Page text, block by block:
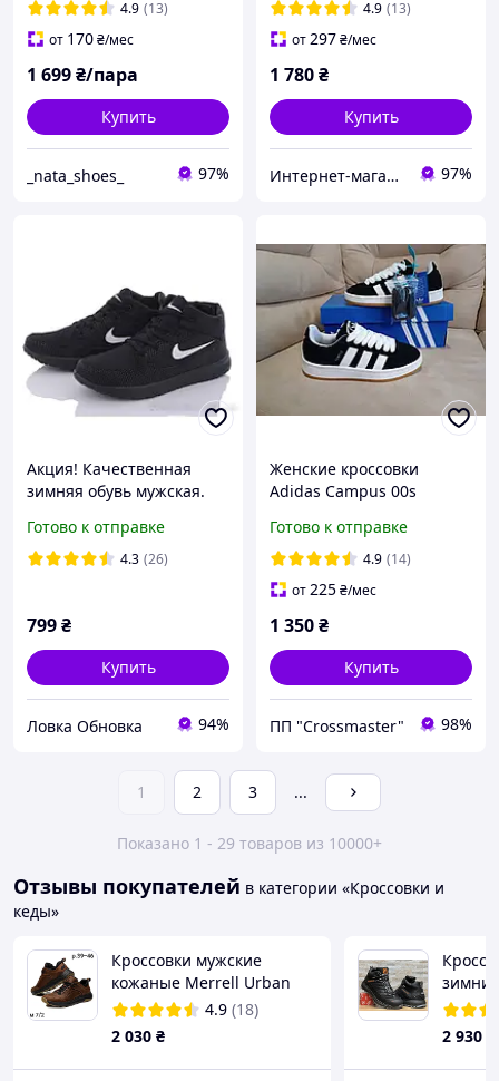
4.9 (13)
от 170₴/мес
1 699₴/пара
Купить
_nata_shoes_ 97%
4.9 (13)
от297₴/мес
1 780₴
Купить
Интернет-магазин «Step Master» 97%
Акция! Качественная
зимняя обувь мужская.
ботинки, кроссовки,
Готово к отправке
4.3 (26)
799₴
Купить
Ловка Обновка 94%
Женские кроссовки
Adidas Campus 00s
Готово к отправке
4.9 (14)
от225₴/мес
1 350₴
Купить
ПП "Crossmaster" 98%
1 2 3 ...
Показано 1 - 29 товаров из 10000+
Отзывы покупателей в категории «Кроссовки и
кеды»
Кроссовки мужские
кожаные Merrell Urban
Nubuck Brown
4.9 (18)
2 030 ₴ 2 930